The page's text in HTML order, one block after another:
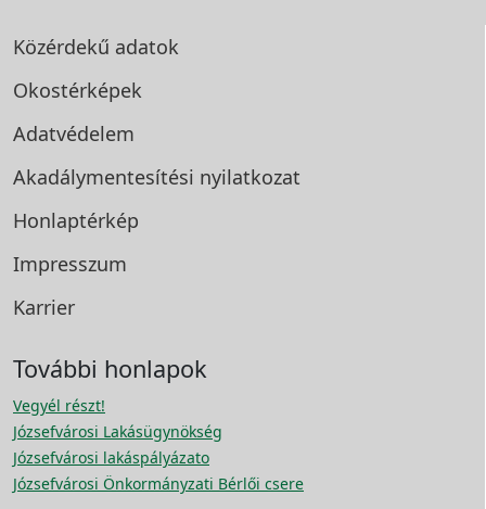
Közérdekű adatok
Okostérképek
Adatvédelem
Akadálymentesítési nyilatkozat
Honlaptérkép
Impresszum
Karrier
További honlapok
Vegyél részt!
Józsefvárosi Lakásügynökség
Józsefvárosi lakáspályázato
Józsefvárosi Önkormányzati Bérlői csere